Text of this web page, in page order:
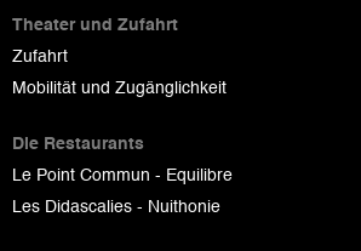
Theater und Zufahrt
Zufahrt
Mobilität und Zugänglichkeit
Die Restaurants
Le Point Commun - Equilibre
Les Didascalies - Nuithonie